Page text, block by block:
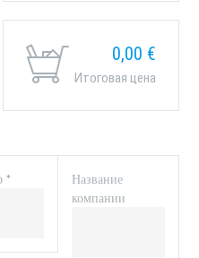
0,00 €
Итоговая цена
*
Название
компании